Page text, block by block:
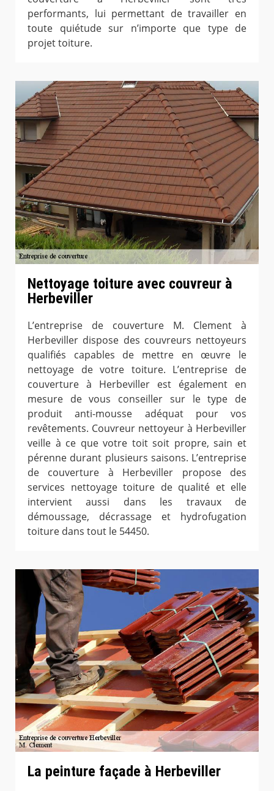
performants, lui permettant de travailler en
toute quiétude sur n’importe que type de
projet toiture.
Nettoyage toiture avec couvreur à
Herbeviller
L’entreprise de couverture M. Clement à
Herbeviller dispose des couvreurs nettoyeurs
qualifiés capables de mettre en œuvre le
nettoyage de votre toiture. L’entreprise de
couverture à Herbeviller est également en
mesure de vous conseiller sur le type de
produit anti-mousse adéquat pour vos
revêtements. Couvreur nettoyeur à Herbeviller
veille à ce que votre toit soit propre, sain et
pérenne durant plusieurs saisons. L’entreprise
de couverture à Herbeviller propose des
services nettoyage toiture de qualité et elle
intervient aussi dans les travaux de
démoussage, décrassage et hydrofugation
toiture dans tout le 54450.
La peinture façade à Herbeviller